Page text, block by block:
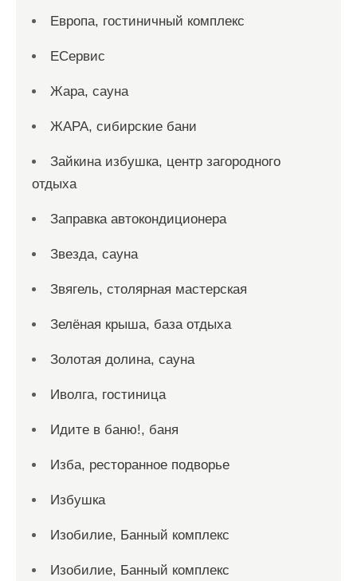
Европа, гостиничный комплекс
ЕСервис
Жара, сауна
ЖАРА, сибирские бани
Зайкина избушка, центр загородного
отдыха
Заправка автокондиционера
Звезда, сауна
Звягель, столярная мастерская
Зелёная крыша, база отдыха
Золотая долина, сауна
Иволга, гостиница
Идите в баню!, баня
Изба, ресторанное подворье
Избушка
Изобилие, Банный комплекс
Изобилие, Банный комплекс